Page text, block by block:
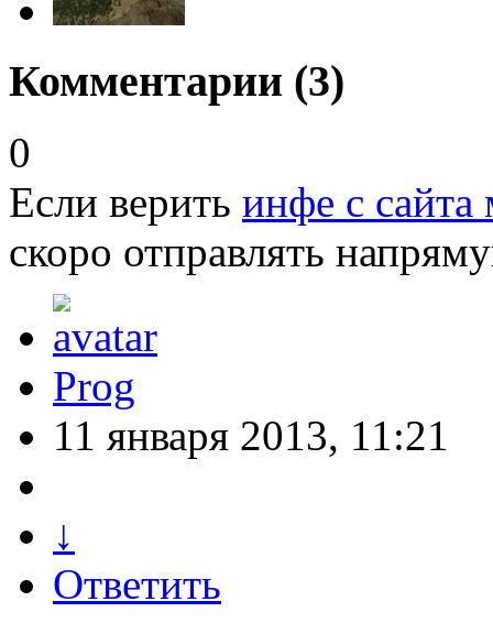
Комментарии (3)
0
Если верить инфе с сайта
скоро отправлять
Prog
11 января 2013, 11:21
↓
Ответить